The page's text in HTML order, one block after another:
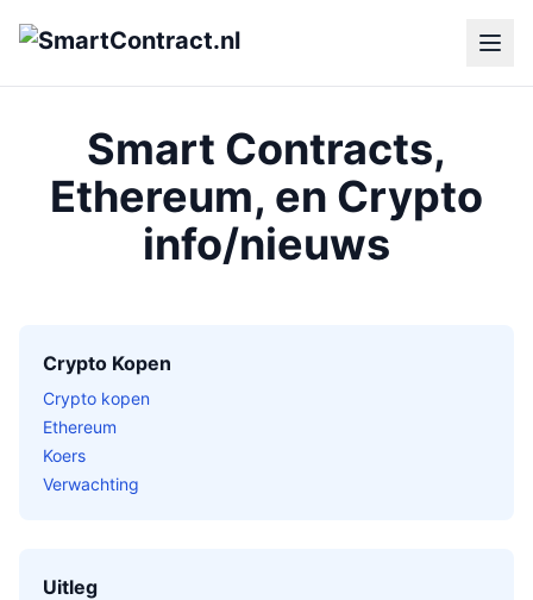
Smart Contracts,
Ethereum, en Crypto
info/nieuws
Crypto Kopen
Crypto kopen
Ethereum
Koers
Verwachting
Uitleg